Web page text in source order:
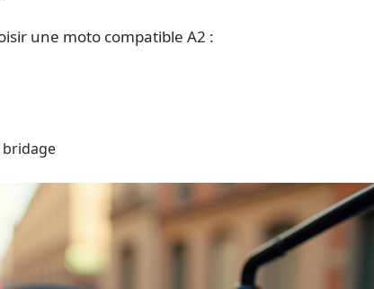
une moto compatible A2 :
bridage